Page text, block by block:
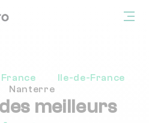
Ile-de-France
Nanterre
meilleurs